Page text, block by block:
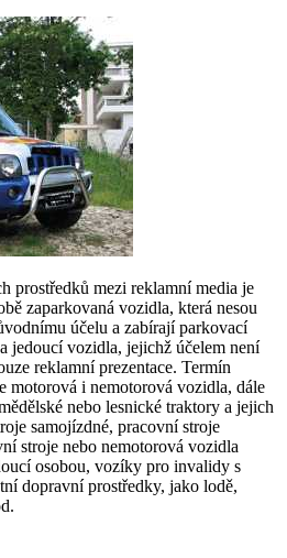
prostředků mezi reklamní media je
zaparkovaná vozidla, která nesou
účelu a zabírají parkovací
jedoucí vozidla, jejichž účelem není
reklamní prezentace. Termín
motorová i nemotorová vozidla, dále
nebo lesnické traktory a jejich
samojízdné, pracovní stroje
stroje nebo nemotorová vozidla
osobou, vozíky pro invalidy s
dopravní prostředky, jako lodě,